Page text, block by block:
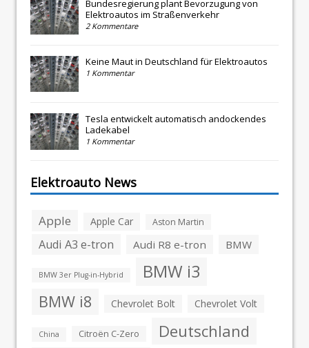
Bundesregierung plant Bevorzugung von
Elektroautos im Straßenverkehr
2 Kommentare
Keine Maut in Deutschland für Elektroautos
1 Kommentar
Tesla entwickelt automatisch andockendes
Ladekabel
1 Kommentar
Elektroauto News
Apple Apple Car Aston Martin
Audi A3 e-tron Audi R8 e-tron BMW
BMW 3er Plug-in-Hybrid BMW i3
BMW i8 Chevrolet Bolt Chevrolet Volt
China Citroën C-Zero Deutschland